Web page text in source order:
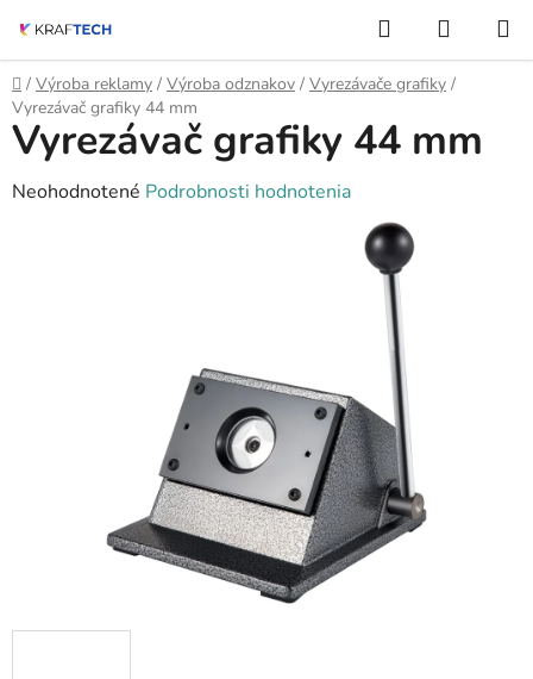
obsah
Hľadať
KOŠÍK
Domov
/ Výroba reklamy / Výroba odznakov / Vyrezávače grafiky /
Vyrezávač grafiky 44 mm
Vyrezávač grafiky 44 mm
Priemerné
Neohodnotené Podrobnosti hodnotenia